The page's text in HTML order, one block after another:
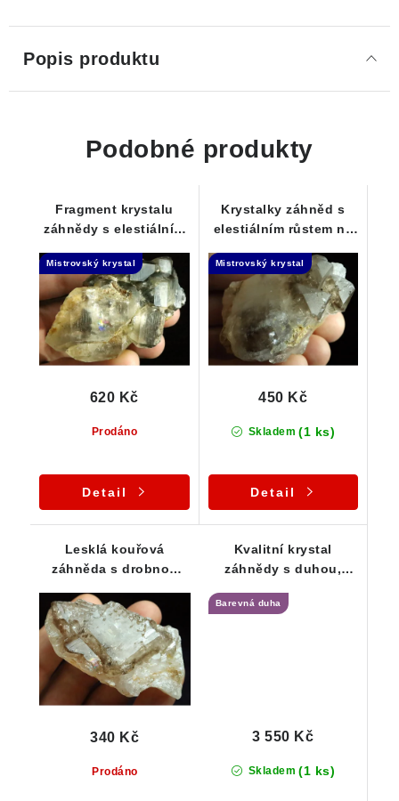
Popis produktu
Podobné produkty
Fragment krystalu
záhnědy s elestiálním
Mistrovský krystal
Prodáno
620 Kč
Detail
Krystalky záhněd s
elestiálním růstem na
Mistrovský krystal
Skladem (1 ks)
450 Kč
Detail
Lesklá kouřová
záhněda s drobnou
mateční hornině
Prodáno
340 Kč
Kvalitní krystal
záhnědy s duhou,
propadlým oknem
Barevná duha
Skladem (1 ks)
3 550 Kč